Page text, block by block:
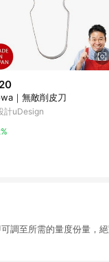
｜無敵削皮刀
計uDesign
調至所需的量度份量，